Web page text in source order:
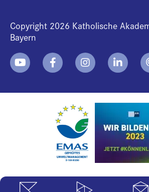
Copyright 2026 Katholische
Bayern